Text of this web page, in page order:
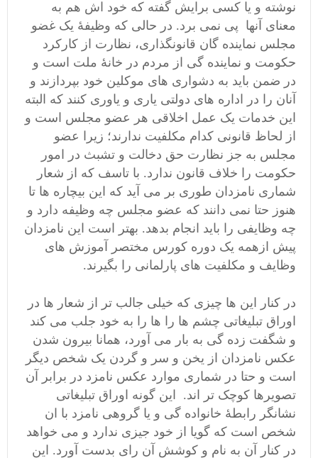
نوشته و یا کسی برایش گفته که خود اش هم به
معنای آنها پی نمی برد. در حالی که وظیفۀ یک غضو
مجلس نماینده گان قانونگذاری، نظارت از کارکرد
حکومت و نماینده گی از مردم در خانۀ ملت است و
در ضمن باید به دشواری های موکلین خود بپردازند و
آنان را در اداره های دولتی یاری و یاوری کنند که البته
این خدمات یک عمل اخلاقی هر عضو مجلس است و
از لحاظ قانونی کدام مکلفیت ندارند؛ زیرا عضو
مجلس به جز نظارت حق دخالت و تشبث در امور
حکومت را خلاف قانون ندارد. با تاسف که از شعار
شماری نامزدان طوری بر می آید که این بیچاره ها تا
هنوز حتا نمی دانند که عضو مجلس چه وظیفه دارد و
چه وظایفی را باید انجام بدهد. بهتر است این نامزدان
پیش ازهمه یک دوره کورس مختصر آموزش های
وظایف و مکلفیت های پارلمانی را بگیرند.
در کنار این ها چیزی که خیلی جالب تر از شعار ها در
اوراق تبلیغاتی چشم ها را ها را به خود جلب می کند
و شگفت زده گی به بار می آورد، همانا بیرون شدن
عکس نامزدان از یخن و سر و گردن یک شخص دیگر
است و حتا در شماری موارد عکس نامزد در برابر آن
تصویرها کوچک تر اند. این گونه اوراق تبلیغاتی
نشانگر رابطۀ خانواده گی و یا گروهی نامزد با ان
شخص است که گویا از خود جیزی ندارد و می خواهد
در کنار آن به نام و کوشش آن رای بدست آورد. این